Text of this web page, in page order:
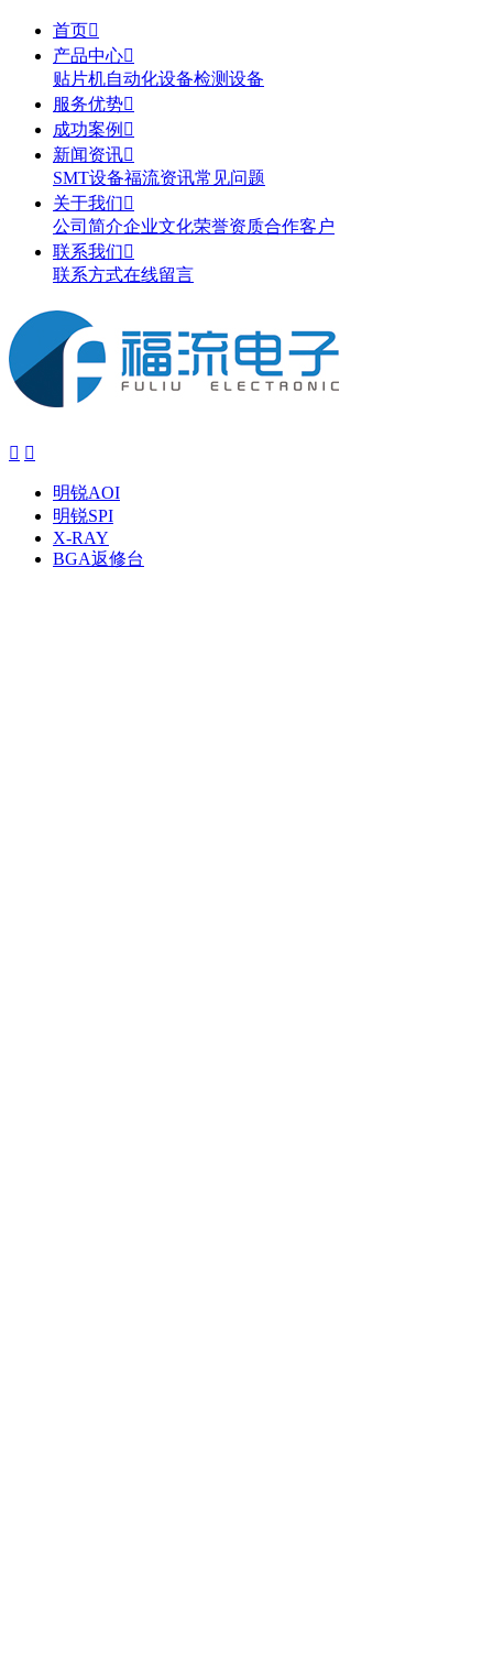
首页
产品中心
贴片机自动化设备检测设备
服务优势
成功案例 
新闻资讯
SMT设备福流资讯常见问题
关于我们
公司简介企业文化荣誉资质合作客户
联系我们
联系方式在线留言
 
明锐AOI
明锐SPI
X-RAY
BGA返修台